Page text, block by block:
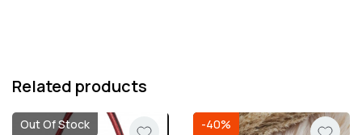
Related products
Out Of Stock -40%